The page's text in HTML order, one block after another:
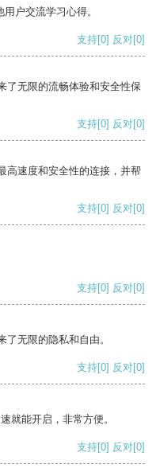
户交流学习心得。
支持[0] 反对[0]
了无限的流畅体验和安全性保
支持[0] 反对[0]
高速度和安全性的连接，并帮
支持[0] 反对[0]
支持[0] 反对[0]
无限的隐私和自由。
支持[0] 反对[0]
就能开启，非常方便。
支持[0] 反对[0]